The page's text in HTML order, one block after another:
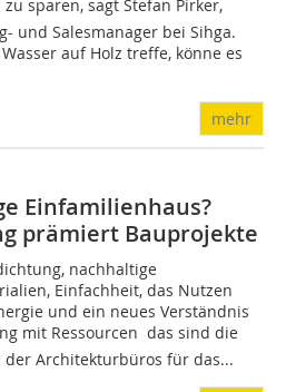
sparen, sagt Stefan Pirker,
und Salesmanager bei Sihga.
auf Holz treffe, könne es
mehr
Einfamilienhaus?
prämiert Bauprojekte
nachhaltige
Einfachheit, das Nutzen
und ein neues Verständnis
mit Ressourcen  das sind die
der Architekturbüros für das...